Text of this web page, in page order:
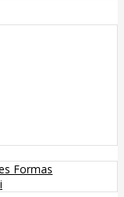
Formas